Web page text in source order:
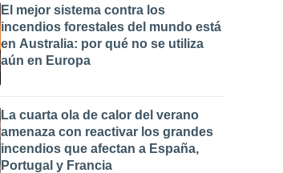
El mejor sistema contra los
incendios forestales del mundo está
en Australia: por qué no se utiliza
aún en Europa
La cuarta ola de calor del verano
amenaza con reactivar los grandes
incendios que afectan a España,
Portugal y Francia